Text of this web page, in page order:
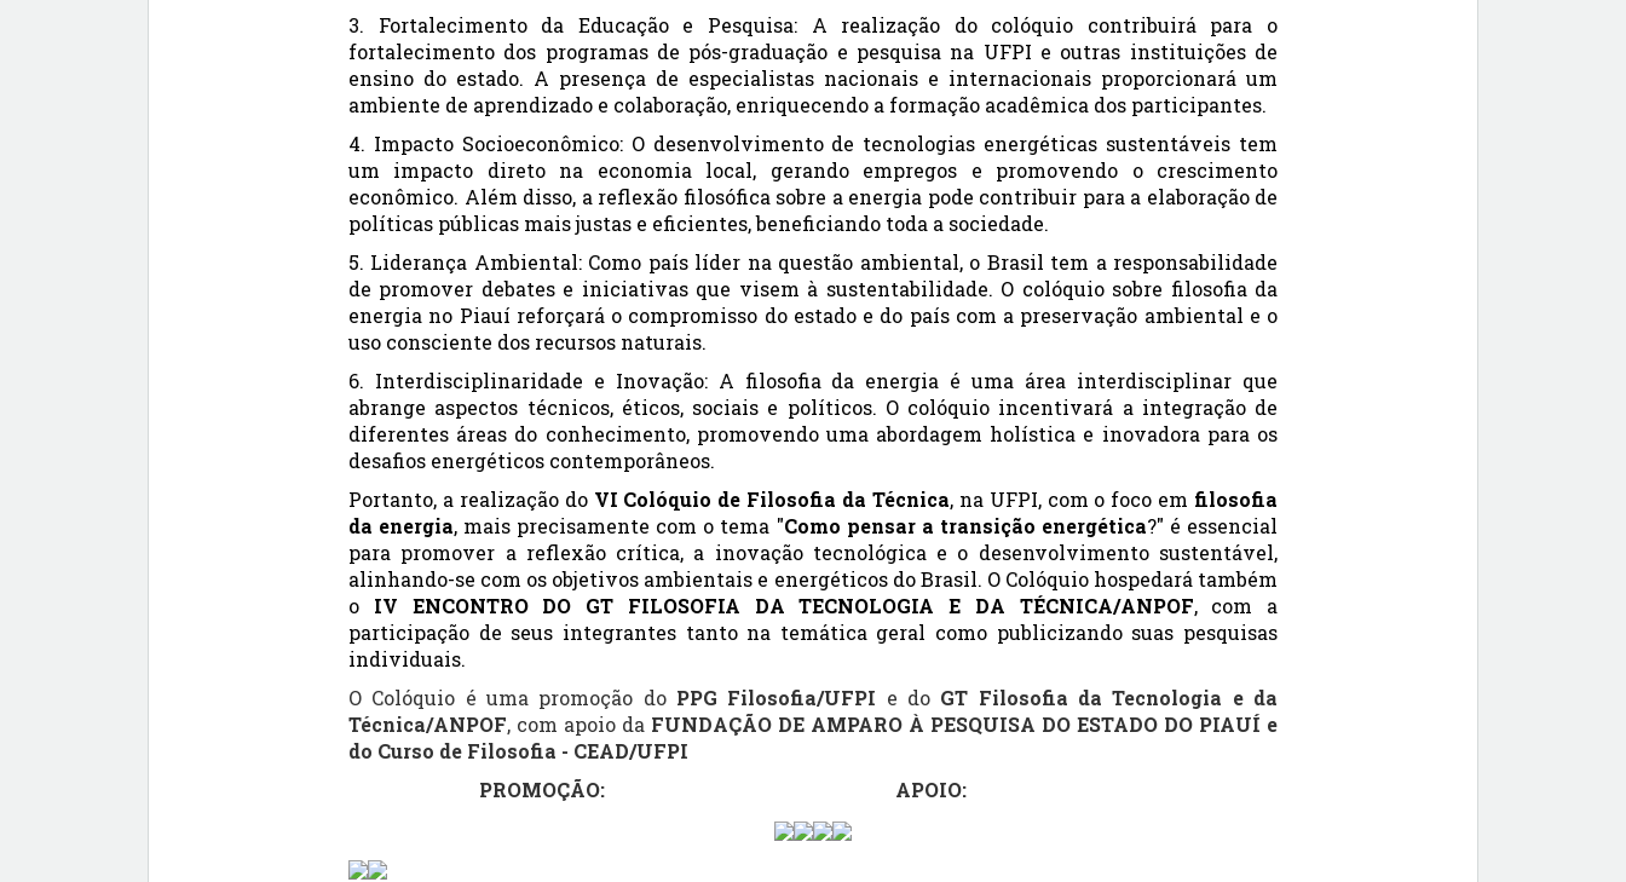
3. Fortalecimento da Educação e Pesquisa: A realização do colóquio contribuirá para o
fortalecimento dos programas de pós-graduação e pesquisa na UFPI e outras instituições de
ensino do estado. A presença de especialistas nacionais e internacionais proporcionará um
ambiente de aprendizado e colaboração, enriquecendo a formação acadêmica dos participantes.
4. Impacto Socioeconômico: O desenvolvimento de tecnologias energéticas sustentáveis tem
um impacto direto na economia local, gerando empregos e promovendo o crescimento
econômico. Além disso, a reflexão filosófica sobre a energia pode contribuir para a elaboração de
políticas públicas mais justas e eficientes, beneficiando toda a sociedade.
5. Liderança Ambiental: Como país líder na questão ambiental, o Brasil tem a responsabilidade
de promover debates e iniciativas que visem à sustentabilidade. O colóquio sobre filosofia da
energia no Piauí reforçará o compromisso do estado e do país com a preservação ambiental e o
uso consciente dos recursos naturais.
6. Interdisciplinaridade e Inovação: A filosofia da energia é uma área interdisciplinar que
abrange aspectos técnicos, éticos, sociais e políticos. O colóquio incentivará a integração de
diferentes áreas do conhecimento, promovendo uma abordagem holística e inovadora para os
desafios energéticos contemporâneos.
Portanto, a realização do VI Colóquio de Filosofia da Técnica, na UFPI, com o foco em filosofia
da energia, mais precisamente com o tema "Como pensar a transição energética?" é essencial
para promover a reflexão crítica, a inovação tecnológica e o desenvolvimento sustentável,
alinhando-se com os objetivos ambientais e energéticos do Brasil. O Colóquio hospedará também
o IV ENCONTRO DO GT FILOSOFIA DA TECNOLOGIA E DA TÉCNICA/ANPOF, com a
participação de seus integrantes tanto na temática geral como publicizando suas pesquisas
individuais.
O Colóquio é uma promoção do PPG Filosofia/UFPI e do GT Filosofia da Tecnologia e da
Técnica/ANPOF, com apoio da FUNDAÇÃO DE AMPARO À PESQUISA DO ESTADO DO PIAUÍ e
do Curso de Filosofia - CEAD/UFPI
PROMOÇÃO: APOIO: